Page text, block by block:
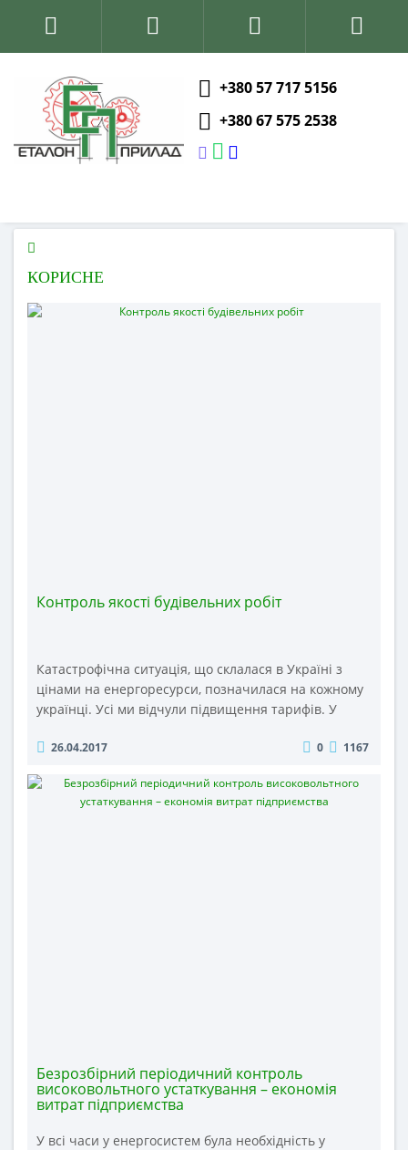
+380 57 717 5156
+380 67 575 2538
КОРИСНЕ
Контроль якості будівельних робіт
Катастрофічна ситуація, що склалася в Україні з
цінами на енергоресурси, позначилася на кожному
українці. Усі ми відчули підвищення тарифів. У
робити? Відповідь начебто вже дано застосовувати
застосовувати, необхідно чітко розуміти, які
причини неефективного використання
26.04.2017 0 1167
Безрозбірний періодичний контроль
високовольтного устаткування – економія
витрат підприємства
У всі часи у енергосистем була необхідність у